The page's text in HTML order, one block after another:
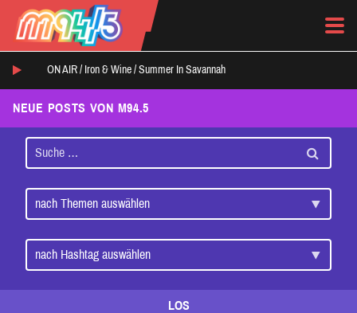
ON AIR / Iron & Wine / Summer In Savannah
NEUE POSTS VON M94.5
LOS